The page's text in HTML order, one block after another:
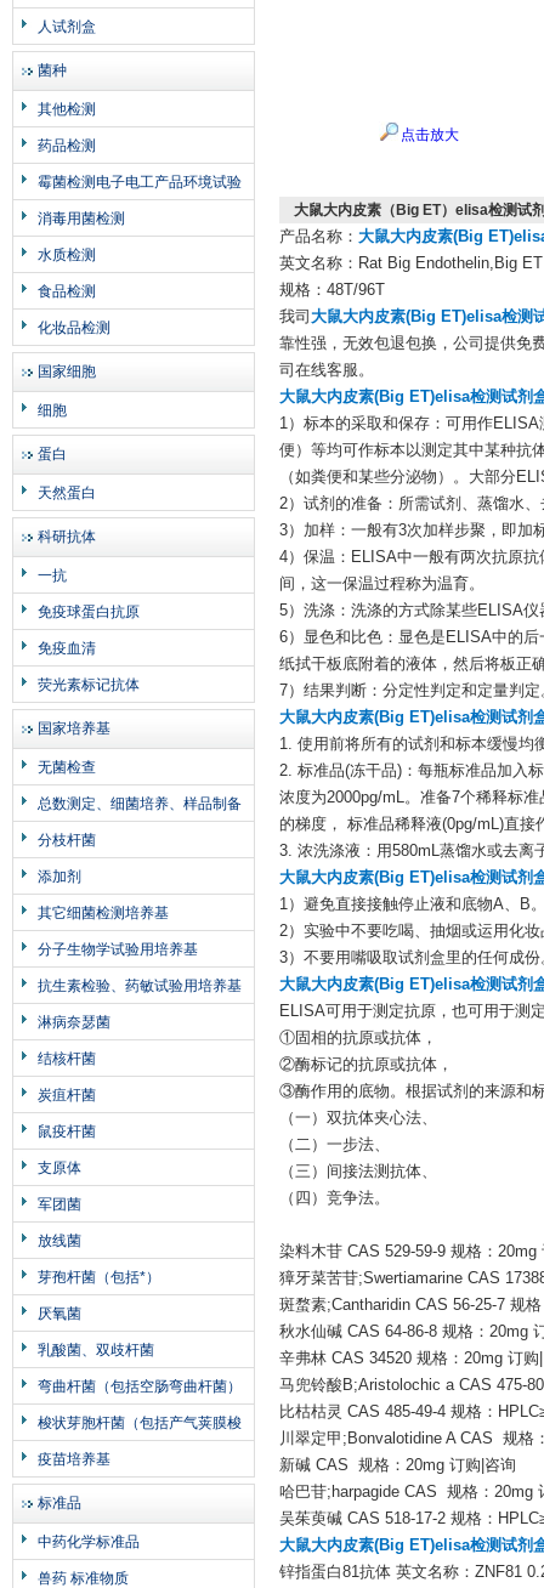
人试剂盒
菌种
其他检测
药品检测
霉菌检测电子电工产品环境试验
消毒用菌检测
水质检测
食品检测
化妆品检测
国家细胞
细胞
蛋白
天然蛋白
科研抗体
一抗
免疫球蛋白抗原
免疫血清
荧光素标记抗体
国家培养基
无菌检查
总数测定、细菌培养、样品制备
分枝杆菌
添加剂
其它细菌检测培养基
分子生物学试验用培养基
抗生素检验、药敏试验用培养基
淋病奈瑟菌
结核杆菌
炭疽杆菌
鼠疫杆菌
支原体
军团菌
放线菌
芽孢杆菌（包括*）
厌氧菌
乳酸菌、双歧杆菌
弯曲杆菌（包括空肠弯曲杆菌）
梭状芽胞杆菌（包括产气荚膜梭
菌、肉毒梭菌）
疫苗培养基
标准品
中药化学标准品
兽药 标准物质
点击放大
大鼠大内皮素（Big ET）elisa检测试
产品名称： 大鼠大内皮素(Big
英文名称：Rat Big Endothelin,Big
规格：48T/96T
我司 大鼠大内皮素(Big ET)elisa检测
靠性强，无效包退包换，公司提供免
司在线客服。
大鼠大内皮素(Big ET)elisa检测试剂
1）标本的采取和保存：可用作
便）等均可作标本以测定其中某种抗
（如粪便和某些分泌物）。大部分
2）试剂的准备：所需试剂、蒸馏水
3）加样：一般有3次加样步聚，即加
4）保温：ELISA中一般有两次抗原
间，这一保温过程称为温育。
5）洗涤：洗涤的方式除某些ELISA
6）显色和比色：显色是ELISA中的
纸拭干板底附着的液体，然后将板正
7）结果判断：分定性判定和定量判定
大鼠大内皮素(Big ET)elisa检测试剂
1. 使用前将所有的试剂和标本缓慢均
2. 标准品(冻干品)：每瓶标准品加入
浓度为2000pg/mL。准备7个稀释标
的梯度， 标准品稀释液(0pg/mL)直
3. 浓洗涤液：用580mL蒸馏水或去离
大鼠大内皮素(Big ET)elisa检测试剂
1）避免直接接触停止液和底物A、B
2）实验中不要吃喝、抽烟或运用化妆
3）不要用嘴吸取试剂盒里的任何成份
大鼠大内皮素(Big ET)elisa检测试剂
ELISA可用于测定抗原，也可用于测
①固相的抗原或抗体，
②酶标记的抗原或抗体，
③酶作用的底物。根据试剂的来源和
（一）双抗体夹心法、
（二）一步法、
（三）间接法测抗体、
（四）竞争法。
染料木苷 CAS 529-59-9 规格：20mg
獐牙菜苦苷;Swertiamarine CAS
斑蝥素;Cantharidin CAS 56-25-7 规
秋水仙碱 CAS 64-86-8 规格：20mg
辛弗林 CAS 34520 规格：20mg 订购
马兜铃酸B;Aristolochic a CAS 475-
比枯枯灵 CAS 485-49-4 规格：
川翠定甲;Bonvalotidine A CAS 规格
新碱 CAS 规格：20mg 订购|咨询
哈巴苷;harpagide CAS 规格：20mg
吴茱萸碱 CAS 518-17-2 规格：
大鼠大内皮素(Big ET)elisa检测试剂
锌指蛋白81抗体 英文名称：ZNF81